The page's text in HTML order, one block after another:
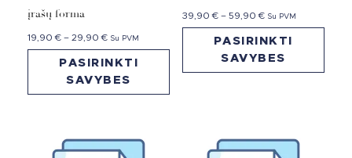
įrašų forma
19,90€ – 29,90€ Su PVM
PASIRINKTI
SAVYBES
39,90€ – 59,90€ Su PVM
PASIRINKTI
SAVYBES